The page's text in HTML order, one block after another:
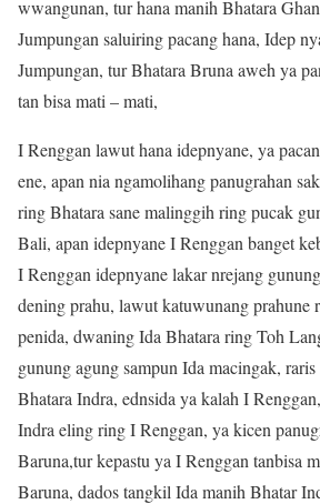
wwangunan, tur hana manih Bhatara
Jumpungan saluiring pacang hana, Idep
Jumpungan, tur Bhatara Bruna aweh ya
tan bisa mati – mati,
I Renggan lawut hana idepnyane, ya
ene, apan nia ngamolihang panugrahan
ring Bhatara sane malinggih ring pucak
Bali, apan idepnyane I Renggan banget
I Renggan idepnyane lakar nrejang
dening prahu, lawut katuwunang prahune
penida, dwaning Ida Bhatara ring Toh
gunung agung sampun Ida macingak,
Bhatara Indra, ednsida ya kalah I
Indra eling ring I Renggan, ya kicen
Baruna,tur kepastu ya I Renggan tanbisa
Baruna, dados tangkil Ida manih Bhatar